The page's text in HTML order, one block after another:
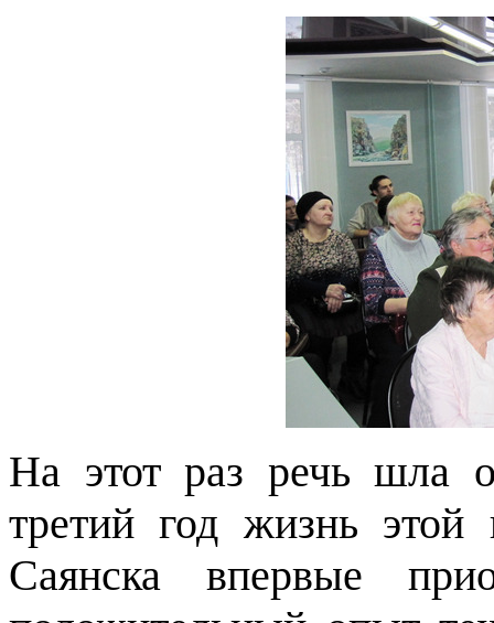
На этот раз речь шла
третий год жизнь этой
Саянска впервые